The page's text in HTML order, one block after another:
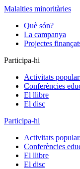
Malalties minoritàries
Què són?
La campanya
Projectes
Participa-hi
Activitats
Conferències
El llibre
El disc
Participa-hi
Activitats
Conferències
El llibre
El disc